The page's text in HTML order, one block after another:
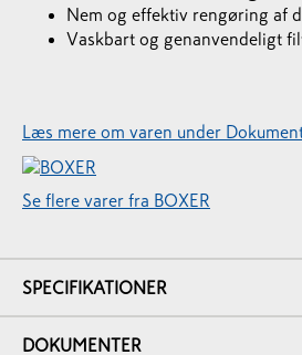
Nem og effektiv rengøring af
Vaskbart og genanvendeligt
Læs mere om varen under
Se flere varer fra BOXER
SPECIFIKATIONER
DOKUMENTER